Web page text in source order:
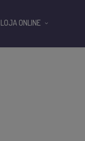
LOJA ONLINE